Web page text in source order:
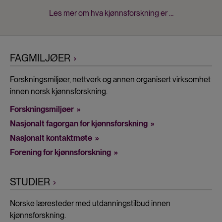
Les mer om hva kjønnsforskning er …
navigation
FAGMILJØER
Forskningsmiljøer, nettverk og annen organisert virksomhet
innen norsk kjønnsforskning.
Forskningsmiljøer
Nasjonalt fagorgan for kjønnsforskning
Nasjonalt kontaktmøte
Forening for kjønnsforskning
STUDIER
Norske læresteder med utdanningstilbud innen
kjønnsforskning.